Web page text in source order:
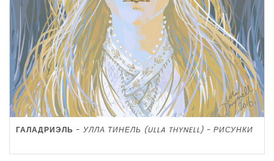
ГАЛАДРИЭЛЬ - УЛЛА ТИНЕЛЬ (ULLA THYNELL) - РИСУНКИ